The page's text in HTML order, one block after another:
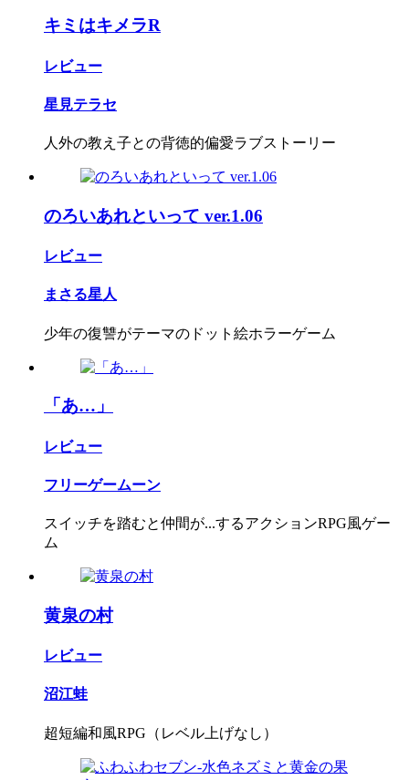
キミはキメラR
レビュー
星見テラセ
人外の教え子との背徳的偏愛ラブストーリー
のろいあれといって ver.1.06
レビュー
まさる星人
少年の復讐がテーマのドット絵ホラーゲーム
「あ…」
レビュー
フリーゲームーン
スイッチを踏むと仲間が...するアクションRPG風ゲー
ム
黄泉の村
レビュー
沼江蛙
超短編和風RPG（レベル上げなし）